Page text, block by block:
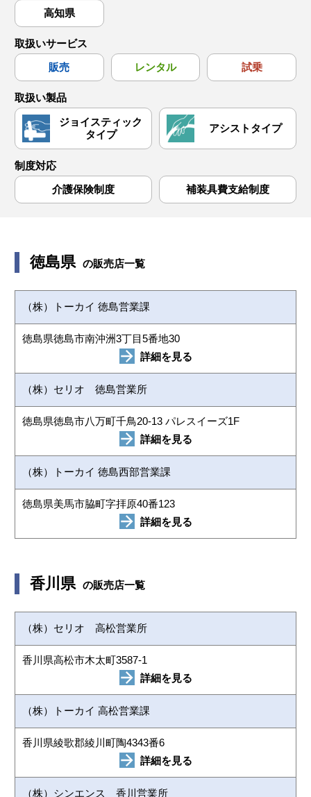
高知県
取扱いサービス
販売
レンタル 試乗
取扱い製品
ジョイスティック
タイプ
アシストタイプ
制度対応
介護保険制度
補装具費支給制度
徳島県 の販売店一覧
（株）トーカイ 徳島営業課
徳島県徳島市南沖洲3丁目5番地30
詳細を見る
（株）セリオ 徳島営業所
徳島県徳島市八万町千鳥20-13 パレスイーズ1F
詳細を見る
（株）トーカイ 徳島西部営業課
徳島県美馬市脇町字拝原40番123
詳細を見る
香川県 の販売店一覧
（株）セリオ 高松営業所
香川県高松市木太町3587-1
詳細を見る
（株）トーカイ 高松営業課
香川県綾歌郡綾川町陶4343番6
詳細を見る
（株）シンエンス 香川営業所